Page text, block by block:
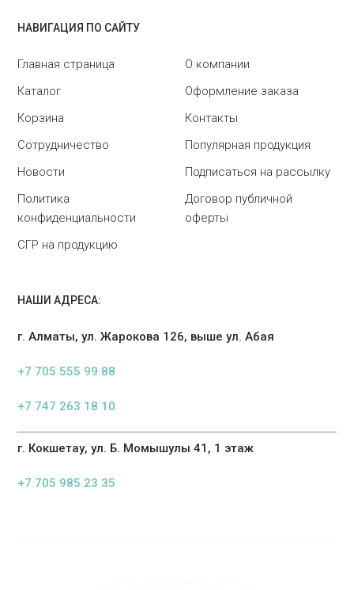
НАВИГАЦИЯ ПО САЙТУ
Главная страница
О компании
Каталог
Оформление заказа
Корзина
Контакты
Сотрудничество
Популярная продукция
Новости
Подписаться на рассылку
Политика
конфиденциальности
Договор публичной
оферты
СГР на продукцию
НАШИ АДРЕСА:
г. Алматы, ул. Жарокова 126, выше ул. Абая
+7 705 555 99 88
+7 747 263 18 10
г. Кокшетау, ул. Б. Момышулы 41, 1 этаж
+7 705 985 23 35